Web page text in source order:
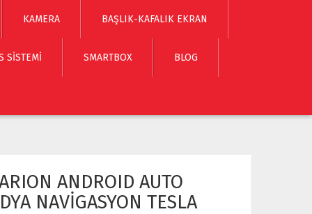
KAMERA BAŞLIK-KAFALIK EKRAN
SISTEMI SMARTBOX BLOG
ANDROID AUTO
NAVİGASYON TESLA